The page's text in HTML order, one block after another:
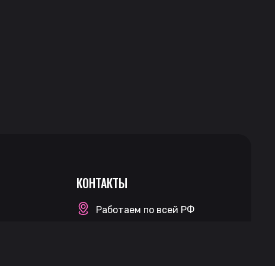
КОНТАКТЫ
Работаем по всей РФ